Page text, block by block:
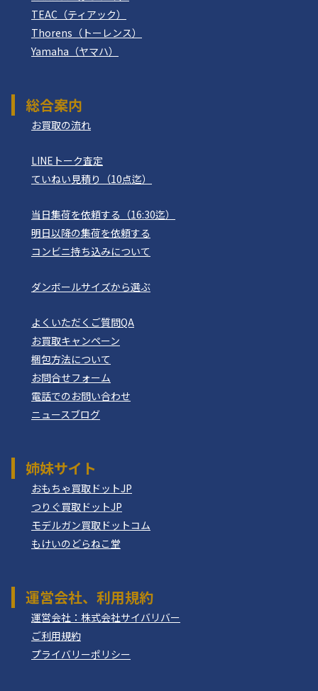
TEAC（ティアック）
Thorens（トーレンス）
Yamaha（ヤマハ）
総合案内
お買取の流れ
LINEトーク査定
ていねい見積り（10点迄）
当日集荷を依頼する（16:30迄）
明日以降の集荷を依頼する
コンビニ持ち込みについて
ダンボールサイズから選ぶ
よくいただくご質問QA
お買取キャンペーン
梱包方法について
お問合せフォーム
電話でのお問い合わせ
ニュースブログ
姉妹サイト
おもちゃ買取ドットJP
つりぐ買取ドットJP
モデルガン買取ドットコム
もけいのどらねこ堂
運営会社、利用規約
運営会社：株式会社サイバリバー
ご利用規約
プライバリーポリシー